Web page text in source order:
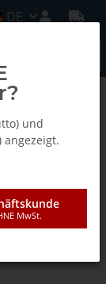
DE
und
angezeigt.
MwSt.